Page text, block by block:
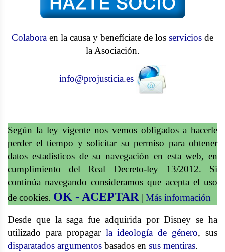
Colabora en la causa y benefíciate de los servicios de
la Asociación.
info@projusticia.es
Según la ley vigente nos vemos obligados a hacerle
perder el tiempo y solicitar su permiso para obtener
datos estadísticos de su navegación en esta web, en
cumplimiento del Real Decreto-ley 13/2012. Si
continúa navegando consideramos que acepta el uso
de cookies. OK - ACEPTAR | Más información
Desde que la saga fue adquirida por Disney se ha
utilizado para propagar la ideología de género, sus
disparatados argumentos basados en sus mentiras.